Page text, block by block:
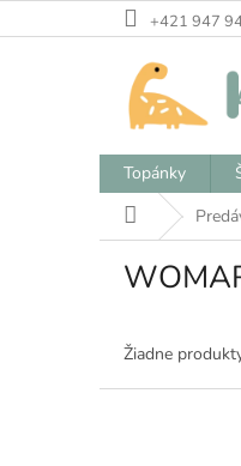
na
+421 947
Topánky
Domov
Žiadne